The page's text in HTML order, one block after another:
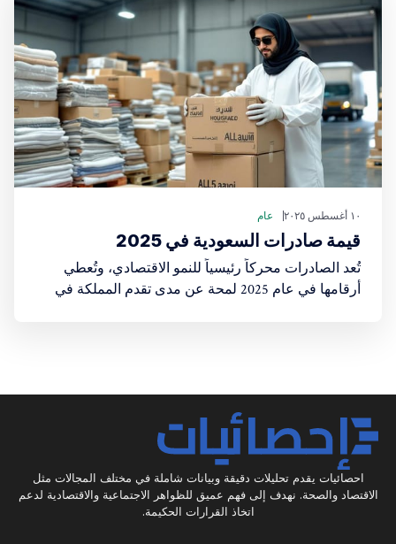
١٠ أغسطس ٢٠٢٥ عام
قيمة صادرات السعودية في 2025
تُعد الصادرات محركاً رئيسياً للنمو الاقتصادي، وتُعطي
أرقامها في عام 2025 لمحة عن مدى تقدم المملكة في
احصائيات يقدم تحليلات دقيقة وبيانات شاملة في مختلف المجالات مثل
الاقتصاد والصحة. نهدف إلى فهم عميق للظواهر الاجتماعية والاقتصادية لدعم
اتخاذ القرارات الحكيمة.